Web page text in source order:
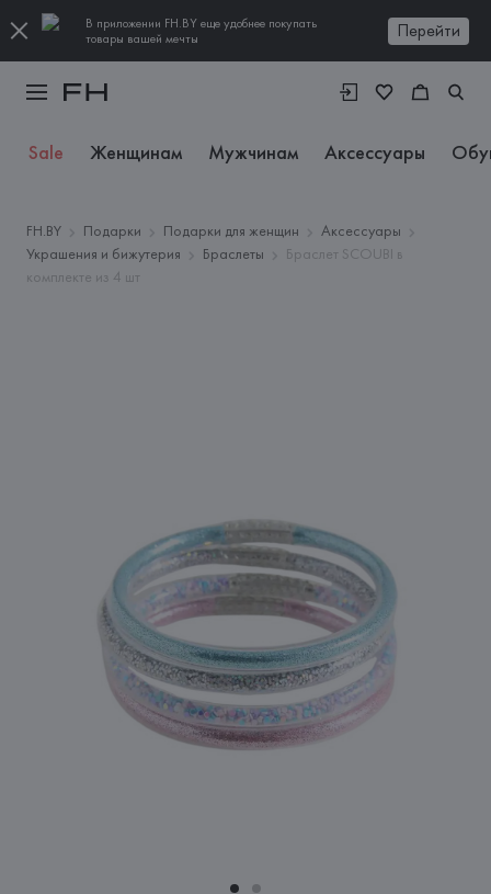
В приложении FH.BY еще удобнее покупать
товары вашей мечты
Перейти
Sale Женщинам Мужчинам Аксессуары
FH.BY Подарки Подарки для женщин
Аксессуары
Украшения и бижутерия
Браслеты
Браслет SCOUBI в
комплекте из 4 шт